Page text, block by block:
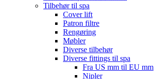
Tilbehør til spa
Cover lift
Patron filtre
Rengøring
Møbler
Diverse tilbehør
Diverse fittings til spa
Fra US mm til EU mm
Nipler